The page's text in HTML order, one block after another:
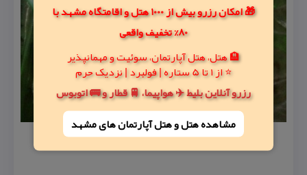
🎁 امکان رزرو بیش از 1000 هتل و اقامتگاه مشهد با
80% تخفیف واقعی
🏨 هتل، هتل آپارتمان، سوئیت و مهمانپذیر
⭐ از 1 تا 5 ستاره | فولبرد | نزدیک حرم
رزرو آنلاین بلیط ✈️ هواپیما، 🚆 قطار و 🚌 اتوبوس
مشاهده هتل و هتل‌ آپارتمان های مشهد